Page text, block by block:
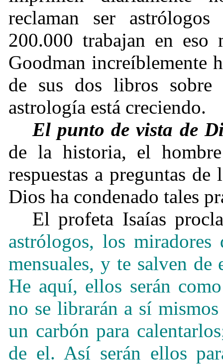
reclaman ser
200.000 trabajan en
Goodman increíblemente
de sus dos libros
astrología está creciendo.
El punto de vista de
de la historia, el
respuestas a preguntas
Dios ha condenado tales
El profeta Isaías
astrólogos, los miradores
mensuales, y te salven de
He aquí, ellos serán
no se librarán a sí
un carbón para
de el. Así serán ellos